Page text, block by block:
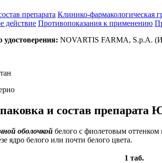
препарата Клинико-фармакологическая
действие Противопоказания к применению
удостоверения: NOVARTIS FARMA, S.p.A.
и состав препарата
оболочкой белого с фиолетовым
ядро белого или почти белого цвета.
1 таб.